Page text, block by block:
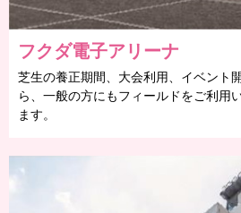
フクダ電子アリーナ
芝生の養正期間、大会利用、イベント
ら、一般の方にもフィールドをご利用
ます。